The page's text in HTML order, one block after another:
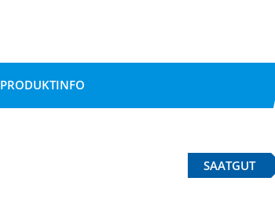
PRODUKTINFO
SAATGUT